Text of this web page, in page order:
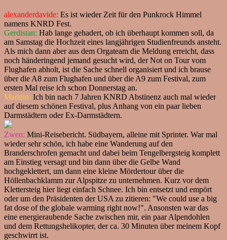
alexanderdavide: Es ist wieder Zeit für den Punkrock Himmel
namens KNRD Fest.
Gerdistan: Hab lange gehadert, ob ich überhaupt kommen soll, da
am Samstag die Hochzeit eines langjährigen Studienfreunds ansteht.
Als mich dann aber aus dem Orgateam die Meldung erreicht, dass
noch händeringend jemand gesucht wird, der Not on Tour vom
Flughafen abholt, ist die Sache schnell organisiert und ich brause
über die A8 zum Flughafen und über die A9 zum Festival, zum
ersten Mal reise ich schon Donnerstag an.
Maddin: Ich bin nach 7 Jahren KNRD Abstinenz auch mal wieder
auf diesem schönen Festival, plus Anhang von ein paar lieben
Darmstädtern oder Ex-Darmstädtern.
Zwen: Mini-Reisebericht. Südbayern, alleine mit Sprinter. War mal
wieder sehr schön, ich habe eine Wanderung auf den
Branderschrofen gemacht und dabei beim Tengelbergsteig komplett
am Einstieg versagt und bin dann über die Gelbe Wand
hochgeklettert, um dann eine kleine Mördertour über die
Höllenbachklamm zur Alpspitze zu unternehmen. Kurz vor dem
Klettersteig hier liegt einfach Schnee. Ich bin entsetzt und empört
oder um den Präsidenten der USA zu zitieren: "We could use a big
fat dose of the globale warming right now!". Ansonsten war das
eine energieraubende Sache zwischen mir, ein paar Alpendohlen
und dem Rettungshelikopter, der ca. 30 Minuten über meinem Kopf
geschwirrt ist.